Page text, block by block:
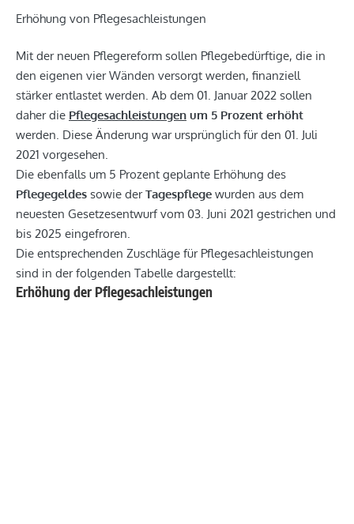
Erhöhung von Pflegesachleistungen
Mit der neuen Pflegereform sollen Pflegebedürftige, die in
den eigenen vier Wänden versorgt werden, finanziell
stärker entlastet werden. Ab dem 01. Januar 2022 sollen
daher die Pflegesachleistungen um 5 Prozent erhöht
werden. Diese Änderung war ursprünglich für den 01. Juli
2021 vorgesehen.
Die ebenfalls um 5 Prozent geplante Erhöhung des
Pflegegeldes sowie derTagespflege wurden aus dem
neuesten Gesetzesentwurf vom 03. Juni 2021 gestrichen und
bis 2025 eingefroren.
Die entsprechenden Zuschläge für Pflegesachleistungen
sind in der folgenden Tabelle dargestellt:
Erhöhung der Pflegesachleistungen